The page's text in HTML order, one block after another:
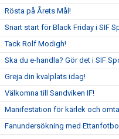
Rösta på Årets Mål!
Snart start för Black Friday i SIF
Tack Rolf Modigh!
Ska du e-handla? Gör det i SIF
Greja din kvalplats idag!
Välkomna till Sandviken IF!
Manifestation för kärlek och
Fanundersökning med Ettanfotboll